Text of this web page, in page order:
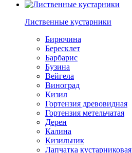
Лиственные кустарники
Бирючина
Бересклет
Барбарис
Бузина
Вейгела
Виноград
Кизил
Гортензия древовидная
Гортензия метельчатая
Дерен
Калина
Кизильник
Лапчатка кустарниковая